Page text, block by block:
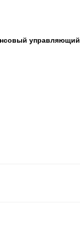
управляющий